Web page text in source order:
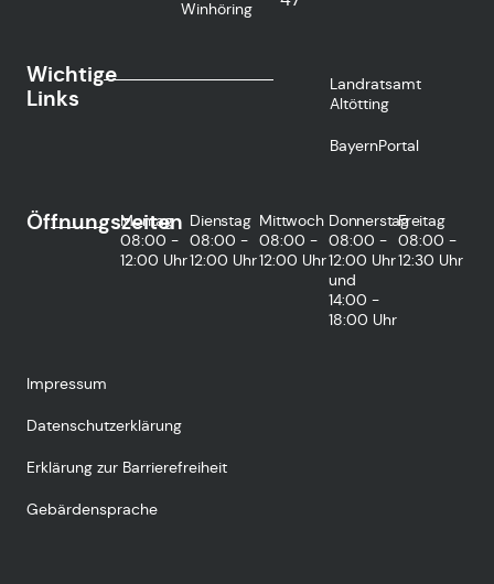
Winhöring
Wichtige
Links
Landratsamt
Altötting
BayernPortal
Öffnungszeiten
Montag
08:00 -
12:00 Uhr
Dienstag
08:00 -
12:00 Uhr
Mittwoch
08:00 -
12:00 Uhr
Donnerstag
08:00 -
12:00 Uhr
und
14:00 -
18:00 Uhr
Freitag
08:00 -
12:30 Uhr
Impressum
Datenschutzerklärung
Erklärung zur Barrierefreiheit
Gebärdensprache